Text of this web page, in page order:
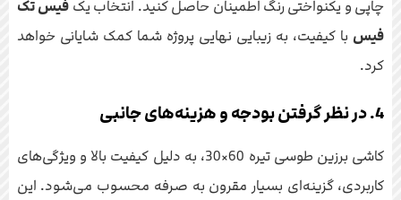
چاپی و یکنواختی رنگ اطمینان حاصل کنید. انتخاب یک فیس تک
فیس با کیفیت، به زیبایی نهایی پروژه شما کمک شایانی خواهد
کرد.
4. در نظر گرفتن بودجه و هزینه‌های جانبی
کاشی برزین طوسی تیره 60×30، به دلیل کیفیت بالا و ویژگی‌های
کاربردی، گزینه‌ای بسیار مقرون به صرفه محسوب می‌شود. این